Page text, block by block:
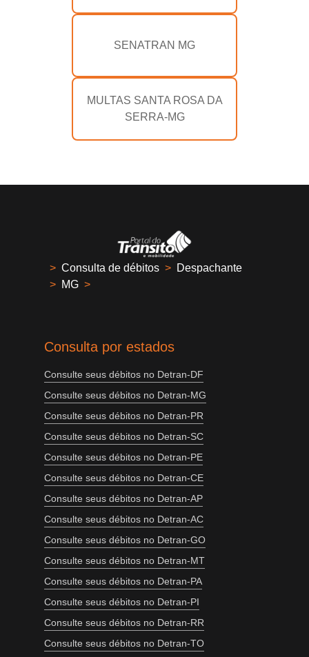
SENATRAN MG
MULTAS SANTA ROSA DA
SERRA-MG
> Consulta de débitos > Despachante
> MG >
Consulta por estados
Consulte seus débitos no Detran-DF
Consulte seus débitos no Detran-MG
Consulte seus débitos no Detran-PR
Consulte seus débitos no Detran-SC
Consulte seus débitos no Detran-PE
Consulte seus débitos no Detran-CE
Consulte seus débitos no Detran-AP
Consulte seus débitos no Detran-AC
Consulte seus débitos no Detran-GO
Consulte seus débitos no Detran-MT
Consulte seus débitos no Detran-PA
Consulte seus débitos no Detran-PI
Consulte seus débitos no Detran-RR
Consulte seus débitos no Detran-TO